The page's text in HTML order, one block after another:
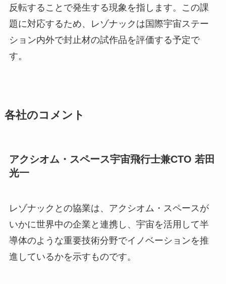
反転することで発生する現象を指します。この課
題に対応するため、レゾナックは国際宇宙ステー
ション内外で封止材の試作品を評価する予定で
す。
各社のコメント
アクシオム・スペース宇宙飛行士兼CTO 若田
光一
レゾナックとの協業は、アクシオム・スペースが
いかに世界中の企業と連携し、宇宙を活用して半
導体のような重要技術分野でイノベーションを推
進しているかを示すものです。